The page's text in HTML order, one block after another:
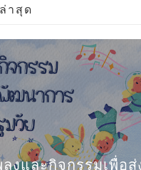
าสุด
งและกิจกรรมเพื่อส่